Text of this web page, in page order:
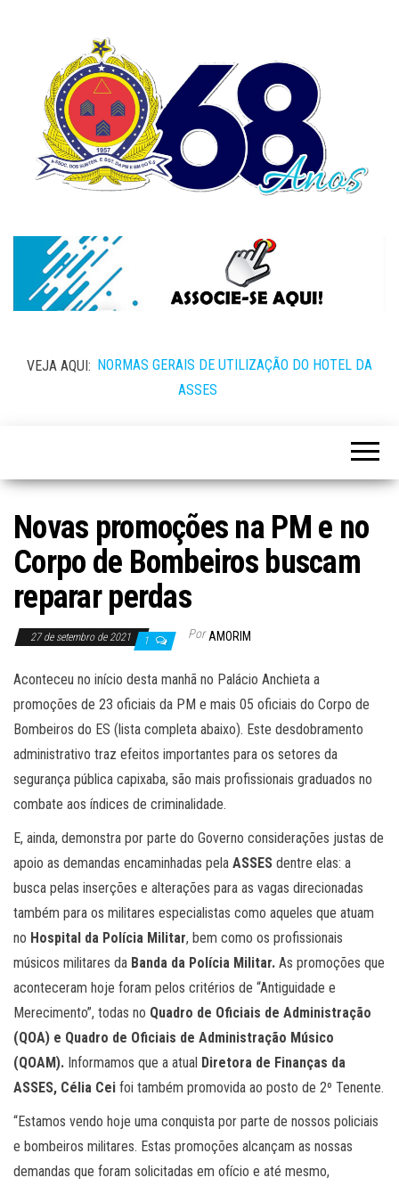
VEJA AQUI: NORMAS GERAIS DE UTILIZAÇÃO DO HOTEL DA
ASSES
Novas promoções na PM e no
Corpo de Bombeiros buscam
reparar perdas
27 de setembro de 2021 1 Por AMORIM
Aconteceu no início desta manhã no Palácio Anchieta a
promoções de 23 oficiais da PM e mais 05 oficiais do Corpo de
Bombeiros do ES (lista completa abaixo). Este desdobramento
administrativo traz efeitos importantes para os setores da
segurança pública capixaba, são mais profissionais graduados no
combate aos índices de criminalidade.
E, ainda, demonstra por parte do Governo considerações justas de
apoio as demandas encaminhadas pela ASSES dentre elas: a
busca pelas inserções e alterações para as vagas direcionadas
também para os militares especialistas como aqueles que atuam
no Hospital da Polícia Militar, bem como os profissionais
músicos militares da Banda da Polícia Militar. As promoções que
aconteceram hoje foram pelos critérios de “Antiguidade e
Merecimento”, todas no Quadro de Oficiais de Administração
(QOA) e Quadro de Oficiais de Administração Músico
(QOAM). Informamos que a atual Diretora de Finanças da
ASSES, Célia Cei foi também promovida ao posto de 2º Tenente.
“Estamos vendo hoje uma conquista por parte de nossos policiais
e bombeiros militares. Estas promoções alcançam as nossas
demandas que foram solicitadas em ofício e até mesmo,